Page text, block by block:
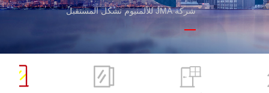
شركة JMA للألمنيوم تشكل المستقبل